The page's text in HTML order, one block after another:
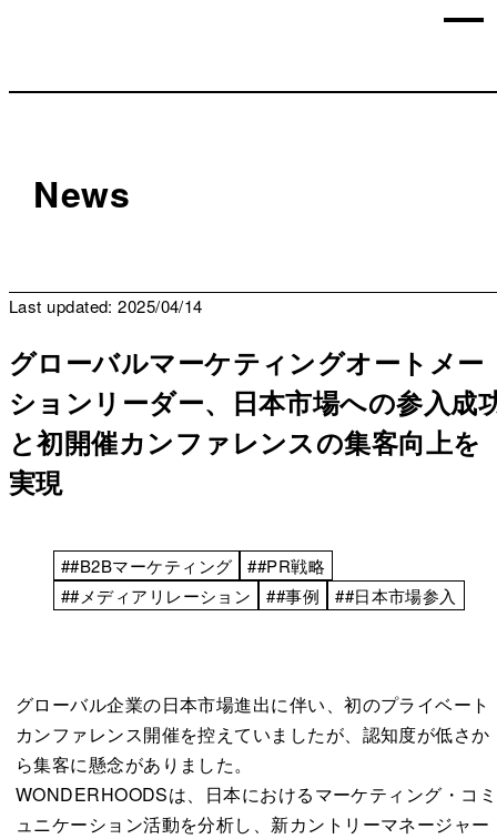
News
Last updated: 2025/04/14
グローバルマーケティングオートメー
ションリーダー、日本市場への参入成
と初開催カンファレンスの集客向上を
実現
##B2Bマーケティング
##PR戦略
##メディアリレーション
##事例 ##日本市場参入
グローバル企業の日本市場進出に伴い、初のプライベート
カンファレンス開催を控えていましたが、認知度が低さか
ら集客に懸念がありました。
WONDERHOODSは、日本におけるマーケティング・コミ
ュニケーション活動を分析し、新カントリーマネージャー